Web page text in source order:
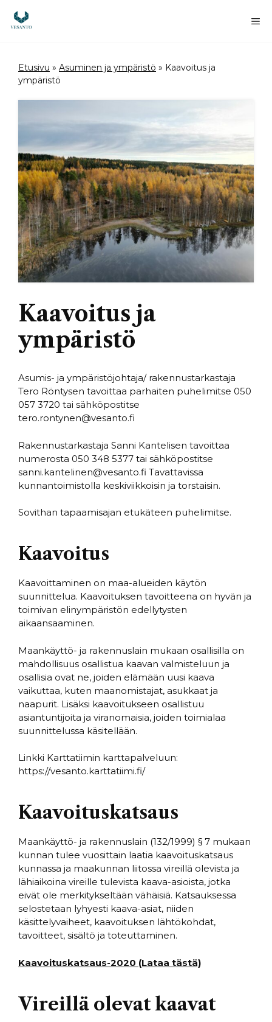
sisältöön
Etusivu » Asuminen ja ympäristö » Kaavoitus ja
ympäristö
Kaavoitus ja
ympäristö
Asumis- ja ympäristöjohtaja/ rakennustarkastaja
Tero Röntysen tavoittaa parhaiten puhelimitse 050
057 3720 tai sähköpostitse
tero.rontynen@vesanto.fi
Rakennustarkastaja Sanni Kantelisen tavoittaa
numerosta 050 348 5377 tai sähköpostitse
sanni.kantelinen@vesanto.fi Tavattavissa
kunnantoimistolla keskiviikkoisin ja torstaisin.
Sovithan tapaamisajan etukäteen puhelimitse.
Kaavoitus
Kaavoittaminen on maa-alueiden käytön
suunnittelua. Kaavoituksen tavoitteena on hyvän ja
toimivan elinympäristön edellytysten
aikaansaaminen.
Maankäyttö- ja rakennuslain mukaan osallisilla on
mahdollisuus osallistua kaavan valmisteluun ja
osallisia ovat ne, joiden elämään uusi kaava
vaikuttaa, kuten maanomistajat, asukkaat ja
naapurit. Lisäksi kaavoitukseen osallistuu
asiantuntijoita ja viranomaisia, joiden toimialaa
suunnittelussa käsitellään.
Linkki Karttatiimin karttapalveluun:
https://vesanto.karttatiimi.fi/
Kaavoituskatsaus
Maankäyttö- ja rakennuslain (132/1999) § 7 mukaan
kunnan tulee vuosittain laatia kaavoituskatsaus
kunnassa ja maakunnan liitossa vireillä olevista ja
lähiaikoina vireille tulevista kaava-asioista, jotka
eivät ole merkitykseltään vähäisiä. Katsauksessa
selostetaan lyhyesti kaava-asiat, niiden
käsittelyvaiheet, kaavoituksen lähtökohdat,
tavoitteet, sisältö ja toteuttaminen.
Kaavoituskatsaus-2020 (Lataa tästä)
Vireillä olevat kaavat